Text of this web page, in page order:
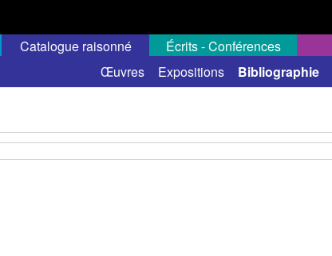
Catalogue raisonné
Œuvres Expositions Bibliographie
Écrits - Conférences